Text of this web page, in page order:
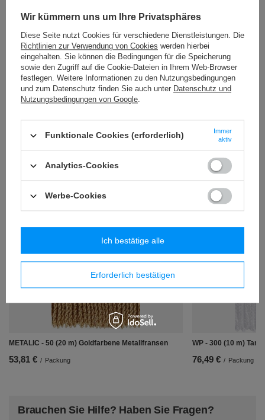
WP – 300/ELASTIC (10 m) elastisch Fransen
73,04 € / Packung
Perlen BASE 6 mm - Perlen
12,48 € / Packung
8,07 €
Ähnliche Produkte
METALIC - 50 (20 m) Goldfarbene Metallfransen
53,81 € / Packung
WP - 300 (10 m)
76,49 € / Packung
Brauchen Sie Hilfe? Haben Sie Fragen?
Wir kümmern uns um Ihre Privatsphäres
Diese Seite nutzt Cookies für verschiedene Dienstleistungen. Die
Richtlinien zur Verwendung von Cookies werden hierbei
eingehalten. Sie können die Bedingungen für die Speicherung
sowie den Zugriff auf die Cookie-Dateien in Ihrem Web-Browser
festlegen. Weitere Informationen zu den Nutzungsbedingungen
und zum Datenschutz finden Sie auch unter Datenschutz und
Nutzungsbedingungen von Google.
Funktionale Cookies (erforderlich)
Immer
aktiv
Analytics-Cookies
Werbe-Cookies
Erforderlich bestätigen
Ich bestätige alle